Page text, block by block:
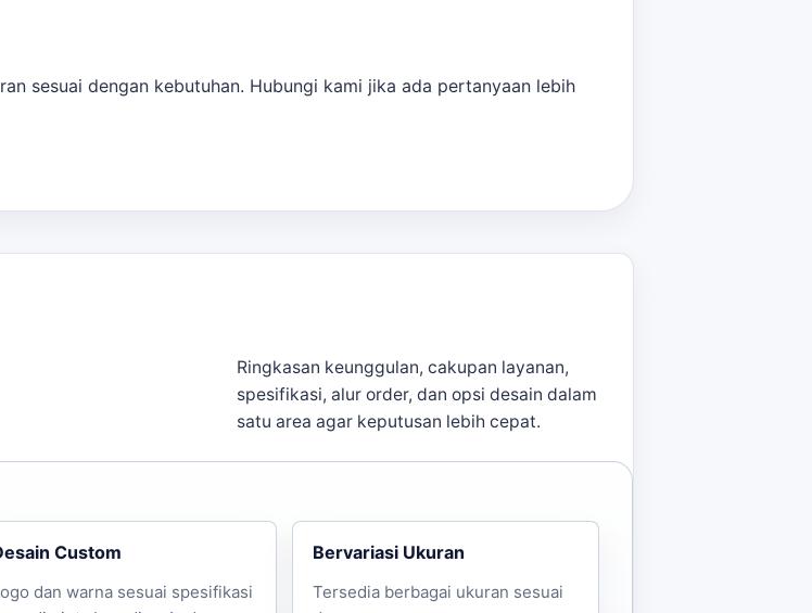
sesuai dengan kebutuhan. Hubungi kami jika ada pertanyaan lebih
Ringkasan keunggulan, cakupan layanan,
spesifikasi, alur order, dan opsi desain dalam
satu area agar keputusan lebih cepat.
Custom
dan warna sesuai spesifikasi
Bervariasi Ukuran
Tersedia berbagai ukuran sesuai